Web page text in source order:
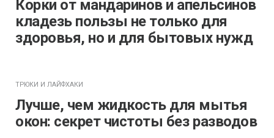
Корки от мандаринов и апельсинов
кладезь пользы не только для
здоровья, но и для бытовых нужд
ТРЮКИ И ЛАЙФХАКИ
Лучше, чем жидкость для мытья
окон: секрет чистоты без разводов